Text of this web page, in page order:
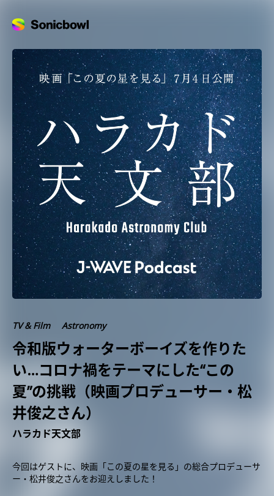
TV & Film Astronomy
令和版ウォーターボーイズを作りた
い…コロナ禍をテーマにした“この
夏”の挑戦（映画プロデューサー・松
井俊之さん）
ハラカド天文部
今回はゲストに、映画「この夏の星を見る」の総合プロデューサ
ー・松井俊之さんをお迎えしました！